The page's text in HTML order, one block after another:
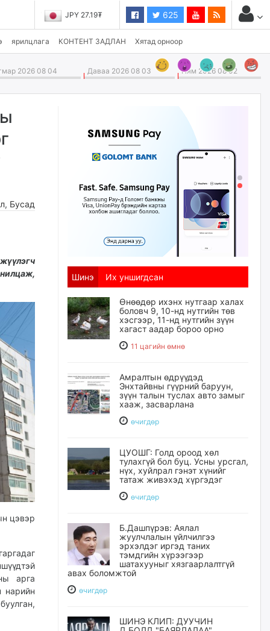
JPY 27.19₮ 625
ярилцлага КОНТЕНТ ЗАДЛАН Хятад орноор
2026 08 04 Даваа 2026 08 03 Ням 2026 08 02
, Бусад
цэвэр
арга
нарийн
Шинэ Их уншигдсан
Өнөөдөр ихэнх нутгаар халах
боловч 9, 10-нд нутгийн төв
хэсгээр, 11-нд нутгийн зүүн
хагаст аадар бороо орно
11 цагийн өмнө
Амралтын өдрүүдэд
Энхтайвны гүүрний баруун,
зүүн талын туслах авто замыг
хааж, засварлана
өчигдѳр
ЦУОШГ: Голд ороод хөл
тулахгүй бол буц. Усны урсгал,
нүх, хуйлрал гэнэт хүнийг
татаж живэхэд хүргэдэг
өчигдѳр
Б.Дашпүрэв: Аялал
жуулчлалын үйлчилгээ
эрхэлдэг иргэд таних
тэмдгийн хүрээгээр
шатахууныг хязгаарлалтгүй
авах боломжтой
өчигдѳр
ШИНЭ КЛИП: ДУУЧИН